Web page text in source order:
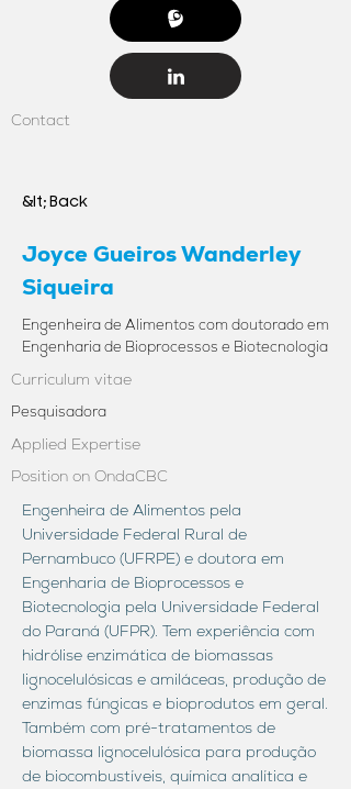
Contact
&lt; Back
Joyce Gueiros Wanderley
Siqueira
Engenheira de Alimentos com doutorado em
Engenharia de Bioprocessos e Biotecnologia
Curriculum vitae
Pesquisadora
Applied Expertise
Position on OndaCBC
Engenheira de Alimentos pela
Universidade Federal Rural de
Pernambuco (UFRPE) e doutora em
Engenharia de Bioprocessos e
Biotecnologia pela Universidade Federal
do Paraná (UFPR). Tem experiência com
hidrólise enzimática de biomassas
lignocelulósicas e amiláceas, produção de
enzimas fúngicas e bioprodutos em geral.
Também com pré-tratamentos de
biomassa lignocelulósica para produção
de biocombustíveis, química analítica e